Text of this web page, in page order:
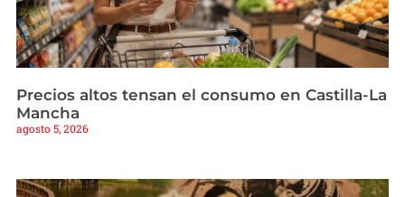
Precios altos tensan el consumo en Castilla-La
Mancha
agosto 5, 2026